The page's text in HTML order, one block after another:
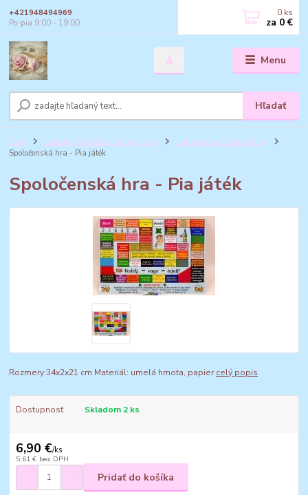
Menu
Hľadať
+421948494969
Po-pia 9:00 - 19:00
0 ks
za 0 €
Úvod Darčeky s maďarským nápisom
Humorné spoločenské hry
Spoločenská hra - Pia játék
Spoločenská hra - Pia játék
Rozmery:34x2x21 cm Materiál: umelá hmota, papiercelý popis
Dostupnosť Skladom 2 ks
6,90 €/ks
5,61 € bez DPH
Pridať do košíka